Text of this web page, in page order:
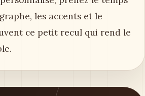
les accents et le
ce petit recul qui rend le